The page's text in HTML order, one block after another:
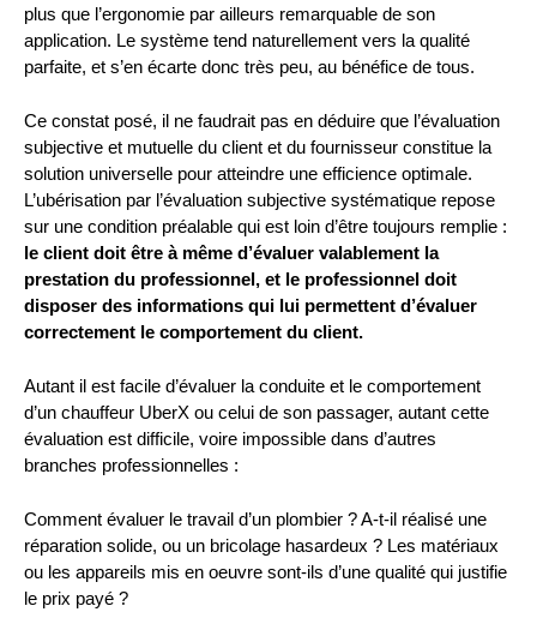
plus que l’ergonomie par ailleurs remarquable de son
application. Le système tend naturellement vers la qualité
parfaite, et s’en écarte donc très peu, au bénéfice de tous.
Ce constat posé, il ne faudrait pas en déduire que l’évaluation
subjective et mutuelle du client et du fournisseur constitue la
solution universelle pour atteindre une efficience optimale.
L’ubérisation par l’évaluation subjective systématique repose
sur une condition préalable qui est loin d’être toujours remplie :
le client doit être à même d’évaluer valablement la
prestation du professionnel, et le professionnel doit
disposer des informations qui lui permettent d’évaluer
correctement le comportement du client.
Autant il est facile d’évaluer la conduite et le comportement
d’un chauffeur UberX ou celui de son passager, autant cette
évaluation est difficile, voire impossible dans d’autres
branches professionnelles :
Comment évaluer le travail d’un plombier ? A-t-il réalisé une
réparation solide, ou un bricolage hasardeux ? Les matériaux
ou les appareils mis en oeuvre sont-ils d’une qualité qui justifie
le prix payé ?